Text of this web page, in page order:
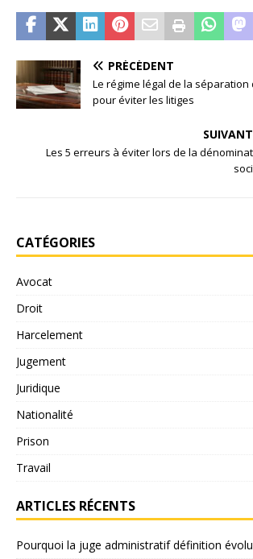
PRÉCÉDENT
Le régime légal de la
pour éviter les litiges
SUIVANT
Les 5 erreurs à éviter lors de la
CATÉGORIES
Avocat
Droit
Harcelement
Jugement
Juridique
Nationalité
Prison
Travail
ARTICLES RÉCENTS
Pourquoi la juge administratif définition